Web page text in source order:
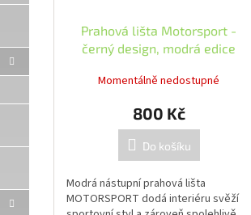
Prahová lišta Motorsport -
černý design, modrá edice
Momentálně nedostupné
800 Kč
Do košíku
Modrá nástupní prahová lišta
MOTORSPORT dodá interiéru svěží